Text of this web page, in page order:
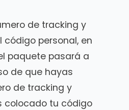
de tracking y
código personal, en
paquete pasará a
de que hayas
de tracking y
colocado tu código